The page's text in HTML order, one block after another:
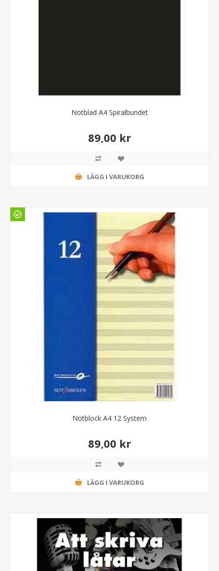
Notblad A4 Spiralbundet
89,00 kr
LÄGG I VARUKORG
Notblock A4 12 System
89,00 kr
LÄGG I VARUKORG